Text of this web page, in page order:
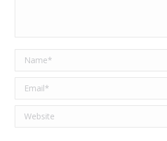
Name *
Email *
Website